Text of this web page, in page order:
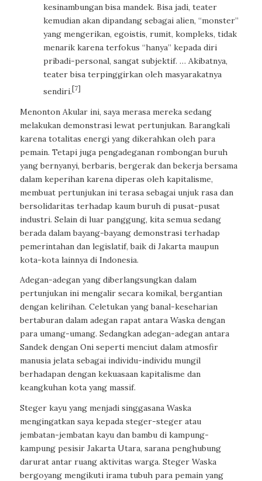
kesinambungan bisa mandek. Bisa jadi, teater
kemudian akan dipandang sebagai alien, “monster”
yang mengerikan, egoistis, rumit, kompleks, tidak
menarik karena terfokus “hanya” kepada diri
pribadi-personal, sangat subjektif. … Akibatnya,
teater bisa terpinggirkan oleh masyarakatnya
sendiri.[7]
Menonton Akular ini, saya merasa mereka sedang
melakukan demonstrasi lewat pertunjukan. Barangkali
karena totalitas energi yang dikerahkan oleh para
pemain. Tetapi juga pengadeganan rombongan buruh
yang bernyanyi, berbaris, bergerak dan bekerja bersama
dalam keperihan karena diperas oleh kapitalisme,
membuat pertunjukan ini terasa sebagai unjuk rasa dan
bersolidaritas terhadap kaum buruh di pusat-pusat
industri. Selain di luar panggung, kita semua sedang
berada dalam bayang-bayang demonstrasi terhadap
pemerintahan dan legislatif, baik di Jakarta maupun
kota-kota lainnya di Indonesia.
Adegan-adegan yang diberlangsungkan dalam
pertunjukan ini mengalir secara komikal, bergantian
dengan kelirihan. Celetukan yang banal-keseharian
bertaburan dalam adegan rapat antara Waska dengan
para umang-umang. Sedangkan adegan-adegan antara
Sandek dengan Oni seperti menciut dalam atmosfir
manusia jelata sebagai individu-individu mungil
berhadapan dengan kekuasaan kapitalisme dan
keangkuhan kota yang massif.
Steger kayu yang menjadi singgasana Waska
mengingatkan saya kepada steger-steger atau
jembatan-jembatan kayu dan bambu di kampung-
kampung pesisir Jakarta Utara, sarana penghubung
darurat antar ruang aktivitas warga. Steger Waska
bergoyang mengikuti irama tubuh para pemain yang